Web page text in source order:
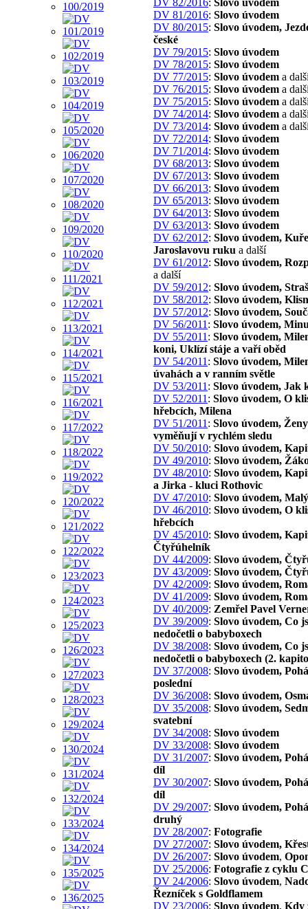
DV 81/2016: Slovo úvodem
DV 80/2015: Slovo úvodem,
české
DV 79/2015: Slovo úvodem
DV 78/2015: Slovo úvodem
DV 77/2015: Slovo úvodem a
DV 76/2015: Slovo úvodem a
DV 75/2015: Slovo úvodem a
DV 74/2014: Slovo úvodem a
DV 73/2014: Slovo úvodem a
DV 72/2014: Slovo úvodem
DV 71/2014: Slovo úvodem
DV 68/2013: Slovo úvodem
DV 67/2013: Slovo úvodem
DV 66/2013: Slovo úvodem
DV 65/2013: Slovo úvodem
DV 64/2013: Slovo úvodem
DV 63/2013: Slovo úvodem
DV 62/2012: Slovo úvodem,
Jaroslavovu ruku a další
DV 61/2012: Slovo úvodem,
a další
DV 59/2012: Slovo úvodem,
DV 58/2012: Slovo úvodem,
DV 57/2012: Slovo úvodem,
DV 56/2011 : Slovo úvodem,
DV 55/2011 : Slovo úvodem,
koni, Uklízí stáje a vaří oběd
DV 54/2011 : Slovo úvodem,
úvahách a v ranním světle
DV 53/2011 : Slovo úvodem, Jak
DV 52/2011 : Slovo úvodem, O
hřebcích, Milena
DV 51/2011 : Slovo úvodem,
vyměňují v rychlém sledu
DV 50/2010: Slovo úvodem,
DV 49/2010: Slovo úvodem,
DV 48/2010: Slovo úvodem,
a Jirka - kluci Rothovic
DV 47/2010: Slovo úvodem,
DV 46/2010: Slovo úvodem, O
hřebcích
DV 45/2010: Slovo úvodem,
Čtyřúhelník
DV 44/2009: Slovo úvodem,
DV 43/2009: Slovo úvodem,
DV 42/2009: Slovo úvodem,
DV 41/2009: Slovo úvodem,
DV 40/2009: Zemřel Pavel
DV 39/2009: Slovo úvodem, Co
nedočetli o babyboxech
DV 38/2008: Slovo úvodem, Co
nedočetli o babyboxech (2.
DV 37/2008: Slovo úvodem,
poslední
DV 36/2008: Slovo úvodem,
DV 35/2008: Slovo úvodem,
svatební
DV 34/2008: Slovo úvodem
DV 33/2008: Slovo úvodem
DV 31/2007: Slovo úvodem,
díl
DV 30/2007: Slovo úvodem,
díl
DV 29/2007: Slovo úvodem,
druhý
DV 28/2007: Fotografie
DV 27/2007: Slovo úvodem,
DV 26/2007: Slovo úvodem,
DV 25/2006: Fotografie z cyklu
DV 24/2006: Slovo úvodem,
Řezníček s Goldflamem
DV 23/2006: Slovo úvodem, Kdy